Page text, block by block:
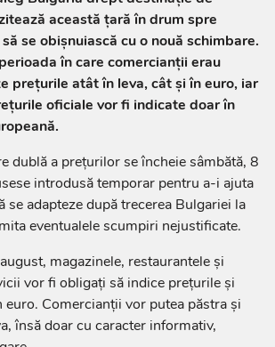
această țară în drum spre
se obișnuiască cu o nouă schimbare.
în care comercianții erau
prețurile atât în leva, cât și în euro, iar
oficiale vor fi indicate doar în
dublă a prețurilor se încheie sâmbătă, 8
introdusă temporar pentru a-i ajuta
se adapteze după trecerea Bulgariei la
eventualele scumpiri nejustificate.
magazinele, restaurantele și
vor fi obligați să indice prețurile și
euro. Comercianții vor putea păstra și
însă doar cu caracter informativ,